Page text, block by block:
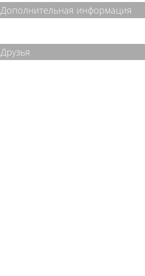
Дополнительная информация
Друзья